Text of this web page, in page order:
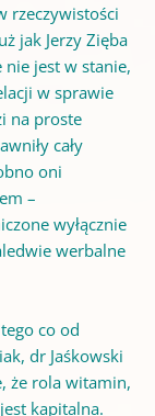
rzeczywistości
jak Jerzy Zięba
nie jest w stanie,
w sprawie
na proste
cały
oni
–
wyłącznie
werbalne
co od
dr Jaśkowski
że rola witamin,
kapitalna.